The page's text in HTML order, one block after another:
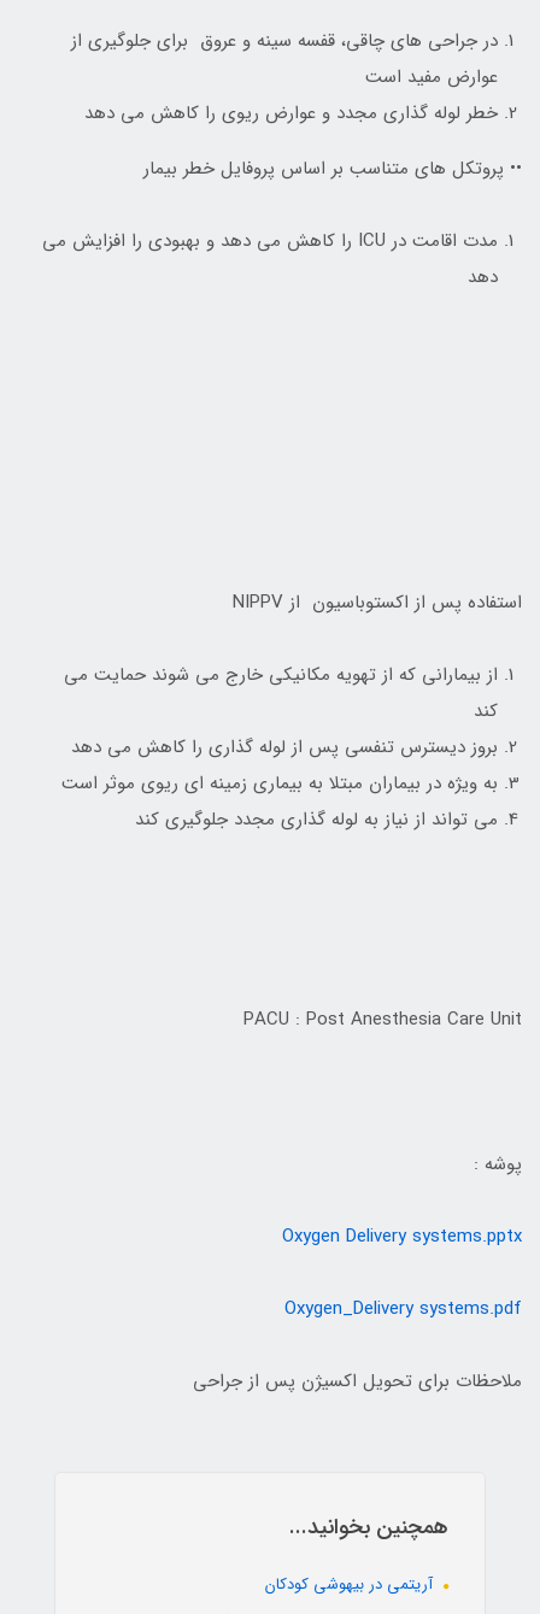
در جراحی های چاقی، قفسه سینه و عروق برای جلوگیری از
عوارض مفید است
خطر لوله گذاری مجدد و عوارض ریوی را کاهش می دهد
•• پروتکل های متناسب بر اساس پروفایل خطر بیمار
مدت اقامت در ICU را کاهش می دهد و بهبودی را افزایش می
دهد
استفاده پس از اکستوباسیون از NIPPV
از بیمارانی که از تهویه مکانیکی خارج می شوند حمایت می
کند
بروز دیسترس تنفسی پس از لوله گذاری را کاهش می دهد
به ویژه در بیماران مبتلا به بیماری زمینه ای ریوی موثر است
می تواند از نیاز به لوله گذاری مجدد جلوگیری کند
PACU : Post Anesthesia Care Unit
پوشه :
Oxygen Delivery systems.pptx
Oxygen_Delivery systems.pdf
ملاحظات برای تحویل اکسیژن پس از جراحی
همچنین بخوانید...
آریتمی در بیهوشی کودکان